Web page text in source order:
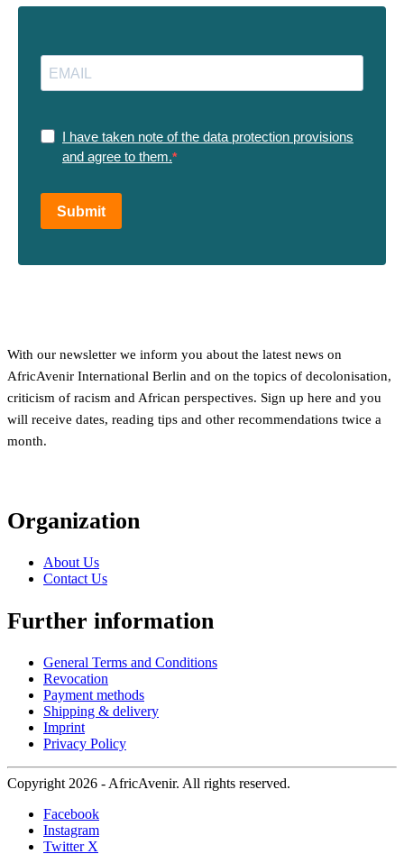
I have taken note of the data protection provisions
and agree to them.
Submit
With our newsletter we inform you about the latest news on
AfricAvenir International Berlin and on the topics of decolonisation,
criticism of racism and African perspectives. Sign up here and you
will receive dates, reading tips and other recommendations twice a
month.
Organization
About Us
Contact Us
Further information
General Terms and Conditions
Revocation
Payment methods
Shipping & delivery
Imprint
Privacy Policy
Copyright 2026 - AfricAvenir. All rights reserved.
Facebook
Instagram
Twitter X